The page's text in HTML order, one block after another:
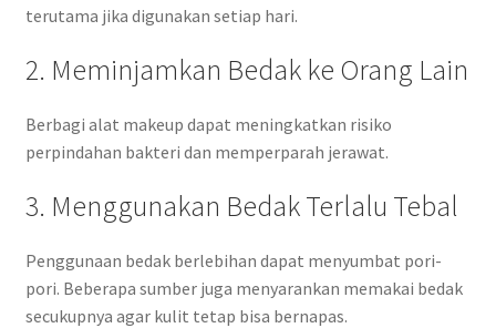
terutama jika digunakan setiap hari.
2. Meminjamkan Bedak ke Orang Lain
Berbagi alat makeup dapat meningkatkan risiko
perpindahan bakteri dan memperparah jerawat.
3. Menggunakan Bedak Terlalu Tebal
Penggunaan bedak berlebihan dapat menyumbat pori-
pori. Beberapa sumber juga menyarankan memakai bedak
secukupnya agar kulit tetap bisa bernapas.